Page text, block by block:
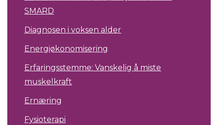
SMARD
Diagnosen i voksen alder
Energiøkonomisering
Erfaringsstemme: Vanskelig å miste
muskelkraft
Ernæring
Fysioterapi